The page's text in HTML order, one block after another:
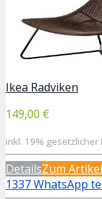
Ikea Radviken
149,00 €
inkl. 19% gesetzlicher
DetailsZum
1337WhatsApp